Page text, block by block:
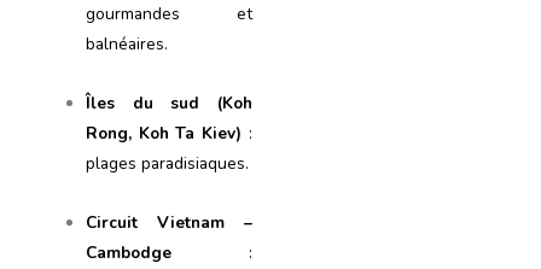
gourmandes et
balnéaires.
Îles du sud (Koh
Rong, Koh Ta Kiev) :
plages paradisiaques.
Circuit Vietnam –
Cambodge :